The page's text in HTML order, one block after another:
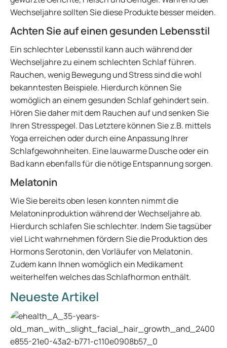
Wechseljahre sollten Sie diese Produkte besser meiden.
Achten Sie auf einen gesunden Lebensstil
Ein schlechter Lebensstil kann auch während der
Wechseljahre zu einem schlechten Schlaf führen.
Rauchen, wenig Bewegung und Stress sind die wohl
bekanntesten Beispiele. Hierdurch können Sie
womöglich an einem gesunden Schlaf gehindert sein.
Hören Sie daher mit dem Rauchen auf und senken Sie
Ihren Stresspegel. Das Letztere können Sie z.B. mittels
Yoga erreichen oder durch eine Anpassung Ihrer
Schlafgewohnheiten. Eine lauwarme Dusche oder ein
Bad kann ebenfalls für die nötige Entspannung sorgen.
Melatonin
Wie Sie bereits oben lesen konnten nimmt die
Melatoninproduktion während der Wechseljahre ab.
Hierdurch schlafen Sie schlechter. Indem Sie tagsüber
viel Licht wahrnehmen fördern Sie die Produktion des
Hormons Serotonin, den Vorläufer von Melatonin.
Zudem kann Ihnen womöglich ein Medikament
weiterhelfen welches das Schlafhormon enthält.
Neueste Artikel